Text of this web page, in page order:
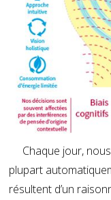
Chaque jour, nous
plupart
résultent d’un